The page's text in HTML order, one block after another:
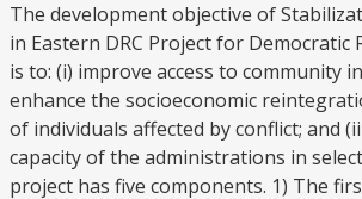
The development objective of
in Eastern DRC Project for Democratic
is to: (i) improve access to community
enhance the socioeconomic
of individuals affected by conflict; and
capacity of the administrations in
project has five components. 1) The